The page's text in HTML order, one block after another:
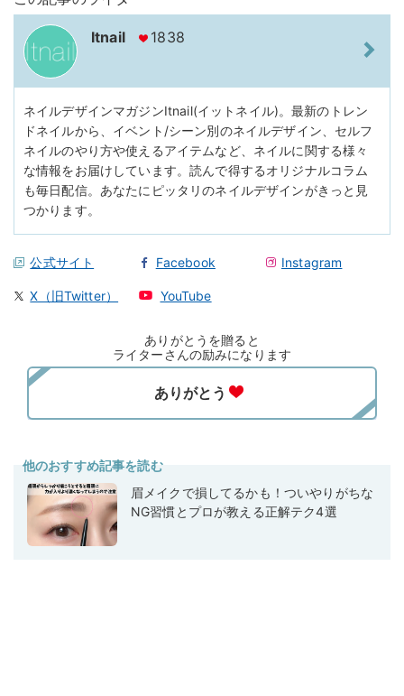
Itnail 1838
ネイルデザインマガジンItnail(イットネイル)。最新のトレン
ドネイルから、イベント/シーン別のネイルデザイン、セルフ
ネイルのやり方や使えるアイテムなど、ネイルに関する様々
な情報をお届けしています。読んで得するオリジナルコラム
も毎日配信。あなたにピッタリのネイルデザインがきっと見
つかります。
公式サイト Facebook Instagram
X（旧Twitter） YouTube
ありがとうを贈ると
ライターさんの励みになります
他のおすすめ記事を読む
眉メイクで損してるかも！ついやりがちな
NG習慣とプロが教える正解テク4選